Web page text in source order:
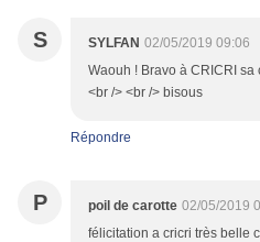
S SYLFAN 02/05/2019 09:06
Waouh ! Bravo à CRICRI
<br /> <br /> bisous
Répondre
P poil de carotte 02/05/2019
félicitation a cricri très belle